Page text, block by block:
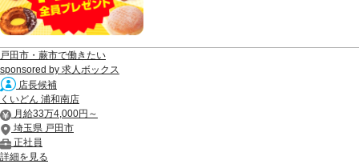
戸田市・蕨市で働きたい
sponsored by 求人ボックス
店長候補
くいどん 浦和南店
月給33万4,000円～
埼玉県 戸田市
正社員
詳細を見る